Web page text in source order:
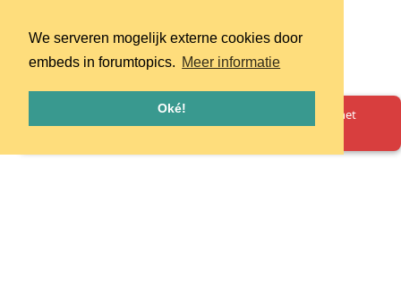
We serveren mogelijk externe cookies door
embeds in forumtopics. Meer informatie
Oké!
Oeps! Er is iets misgegaan. Herlaad de pagina en probeer het
opnieuw.